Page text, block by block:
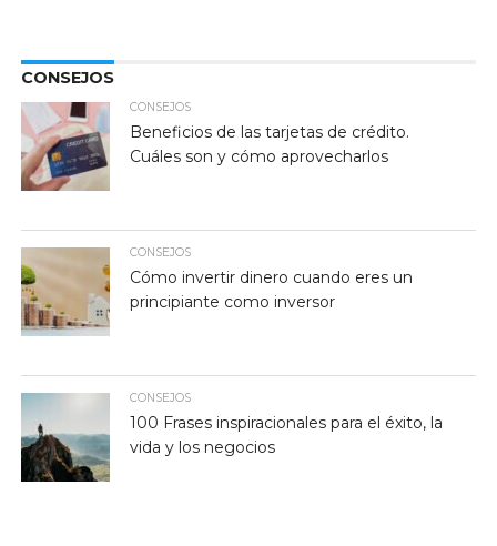
CONSEJOS
CONSEJOS
Beneficios de las tarjetas de crédito.
Cuáles son y cómo aprovecharlos
CONSEJOS
Cómo invertir dinero cuando eres un
principiante como inversor
CONSEJOS
100 Frases inspiracionales para el éxito, la
vida y los negocios